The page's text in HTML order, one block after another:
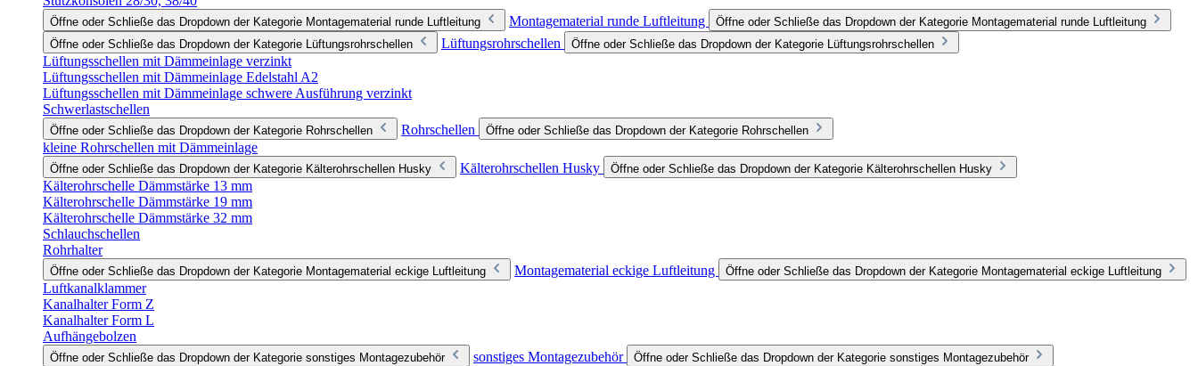
Öffne oder Schließe das Dropdown der Kategorie Montagematerial runde Luftleitung Montagematerial runde Luftleitung
Öffne oder Schließe das Dropdown der Kategorie Montagematerial runde Luftleitung
Öffne oder Schließe das Dropdown der Kategorie Lüftungsrohrschellen
Lüftungsrohrschellen Öffne oder Schließe das Dropdown der Kategorie Lüftungsrohrschellen
Lüftungsschellen mit Dämmeinlage verzinkt
Lüftungsschellen mit Dämmeinlage Edelstahl A2
Lüftungsschellen mit Dämmeinlage schwere Ausführung verzinkt
Schwerlastschellen
Öffne oder Schließe das Dropdown der Kategorie Rohrschellen Rohrschellen Öffne oder Schließe das Dropdown der Kategorie Rohrschellen
kleine Rohrschellen mit Dämmeinlage
Öffne oder Schließe das Dropdown der Kategorie Kälterohrschellen Husky Kälterohrschellen Husky Öffne oder Schließe das Dropdown der Kategorie Kälterohrschellen Husky
Kälterohrschelle Dämmstärke 13 mm
Kälterohrschelle Dämmstärke 19 mm
Kälterohrschelle Dämmstärke 32 mm
Schlauchschellen
Rohrhalter
Öffne oder Schließe das Dropdown der Kategorie Montagematerial eckige Luftleitung Montagematerial eckige Luftleitung Öffne oder Schließe das Dropdown der Kategorie Montagematerial eckige Luftleitung
Luftkanalklammer
Kanalhalter Form Z
Kanalhalter Form L
Aufhängebolzen
Öffne oder Schließe das Dropdown der Kategorie sonstiges Montagezubehör sonstiges Montagezubehör Öffne oder Schließe das Dropdown der Kategorie sonstiges Montagezubehör